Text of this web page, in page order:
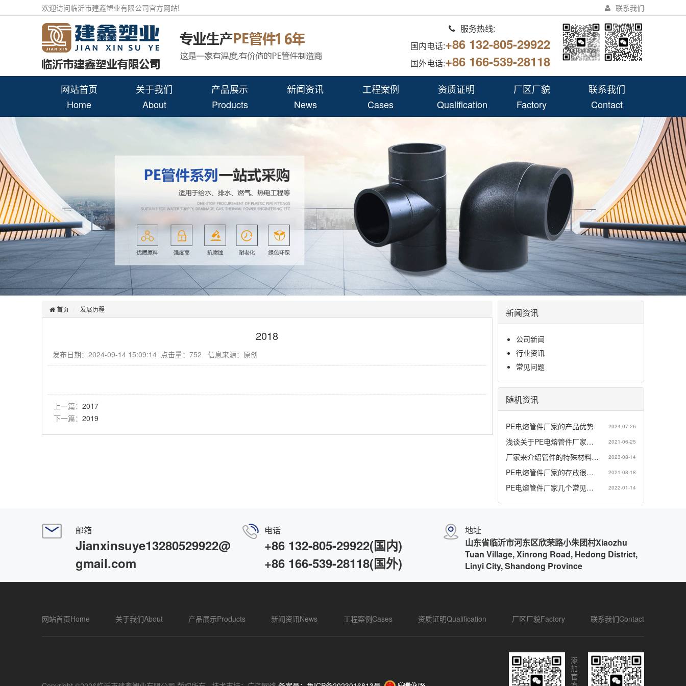
欢迎访问临沂市建鑫塑业有限公司官方网站! 联系我们
服务热线:
国内电话:+86 132-805-29922
国外电话:+86 166-539-28118
网站首页
Home
关于我们
About
产品展示
Products
新闻资讯
News
工程案例
Cases
资质证明
Qualification
厂区厂貌
Factory
联系我们
Contact
首页 发展历程
2018
发布日期：2024-09-14 15:09:14 点击量：752 信息来源：原创
上一篇： 2017
下一篇： 2019
新闻资讯
公司新闻
行业资讯
常见问题
随机资讯
PE电熔管件厂家的产品优势 2024-07-26
浅谈关于PE电熔管件厂家… 2021-06-25
厂家来介绍管件的特殊材料… 2023-08-14
PE电熔管件厂家的存放很… 2021-08-18
PE电熔管件厂家几个常见… 2022-01-14
邮箱
Jianxinsuye13280529922@
gmail.com
电话
+86 132-805-29922(国内)
+86 166-539-28118(国外)
地址
山东省临沂市河东区欣荣路小朱团村Xiaozhu
Tuan Village, Xinrong Road, Hedong District,
Linyi City, Shandong Province
网站首页Home 关于我们About 产品展示Products 新闻资讯News 工程案例Cases 资质证明Qualification 厂区厂貌Factory 联系我们Contact
添
加
官